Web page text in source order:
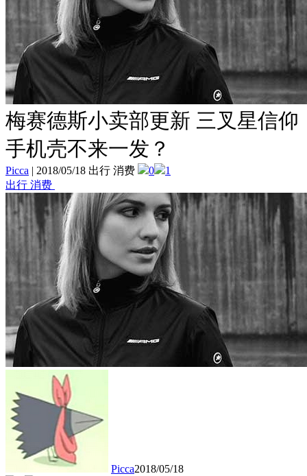
梅赛德斯小卖部更新 三叉星信仰
手机壳不来一发？
Picca | 2018/05/18 出行 消费 0
1
出行 消费
Picca2018/05/18